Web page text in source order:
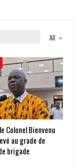
All
Colonel Bienvenu
au grade de
brigade